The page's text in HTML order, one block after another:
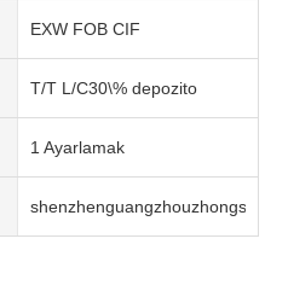
EXW FOB CIF
T/T L/C30\% depozito
1 Ayarlamak
shenzhenguangzhouzhongshan